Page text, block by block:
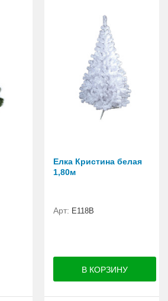
Елка Кристина белая
1,80м
Арт: E118B